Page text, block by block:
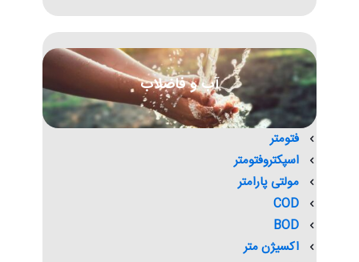
آب و فاضلاب
فتومتر
اسپکتروفتومتر
مولتی پارامتر
COD
BOD
اکسیژن متر